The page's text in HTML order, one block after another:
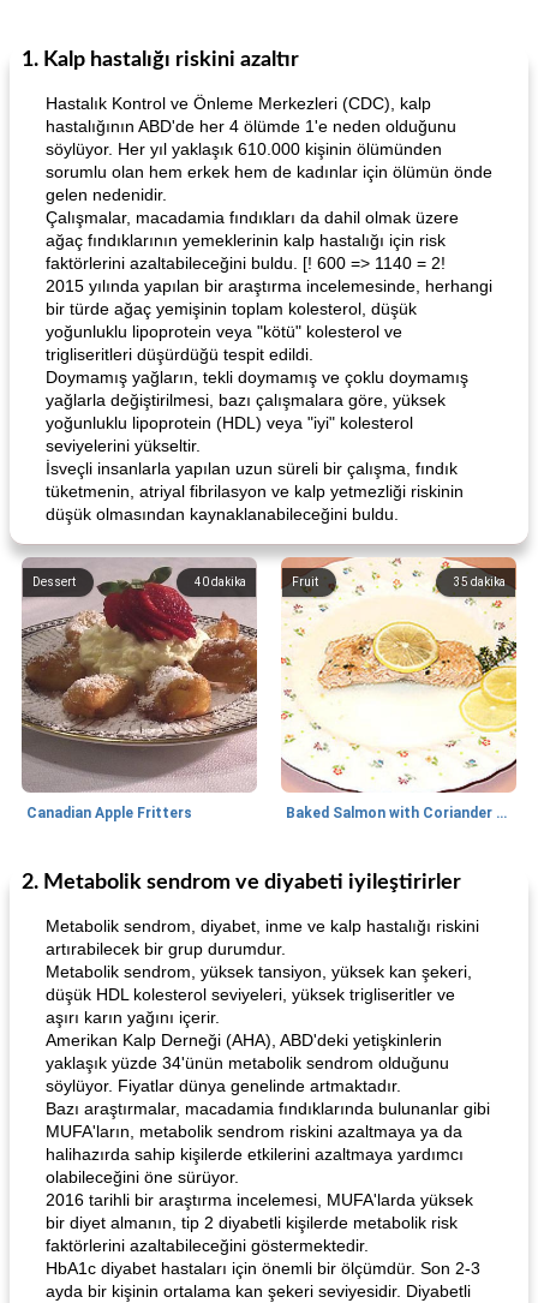
1. Kalp hastalığı riskini azaltır
Hastalık Kontrol ve Önleme Merkezleri (CDC), kalp
hastalığının ABD'de her 4 ölümde 1'e neden olduğunu
söylüyor. Her yıl yaklaşık 610.000 kişinin ölümünden
sorumlu olan hem erkek hem de kadınlar için ölümün önde
gelen nedenidir.
Çalışmalar, macadamia fındıkları da dahil olmak üzere
ağaç fındıklarının yemeklerinin kalp hastalığı için risk
faktörlerini azaltabileceğini buldu. [! 600 => 1140 = 2!
2015 yılında yapılan bir araştırma incelemesinde, herhangi
bir türde ağaç yemişinin toplam kolesterol, düşük
yoğunluklu lipoprotein veya "kötü" kolesterol ve
trigliseritleri düşürdüğü tespit edildi.
Doymamış yağların, tekli doymamış ve çoklu doymamış
yağlarla değiştirilmesi, bazı çalışmalara göre, yüksek
yoğunluklu lipoprotein (HDL) veya "iyi" kolesterol
seviyelerini yükseltir.
İsveçli insanlarla yapılan uzun süreli bir çalışma, fındık
tüketmenin, atriyal fibrilasyon ve kalp yetmezliği riskinin
düşük olmasından kaynaklanabileceğini buldu.
40dakika
Dessert
Canadian Apple Fritters
35 dakika
Fruit
Baked Salmon with Coriander and Thyme
65dakika
Boneless Chicken Recipes
Curry Chicken Dinner
41
Candy
Mexican Cream (Fudge)
2. Metabolik sendrom ve diyabeti iyileştirirler
Metabolik sendrom, diyabet, inme ve kalp hastalığı riskini
artırabilecek bir grup durumdur.
Metabolik sendrom, yüksek tansiyon, yüksek kan şekeri,
düşük HDL kolesterol seviyeleri, yüksek trigliseritler ve
aşırı karın yağını içerir.
Amerikan Kalp Derneği (AHA), ABD'deki yetişkinlerin
yaklaşık yüzde 34'ünün metabolik sendrom olduğunu
söylüyor. Fiyatlar dünya genelinde artmaktadır.
Bazı araştırmalar, macadamia fındıklarında bulunanlar gibi
MUFA'ların, metabolik sendrom riskini azaltmaya ya da
halihazırda sahip kişilerde etkilerini azaltmaya yardımcı
olabileceğini öne sürüyor.
2016 tarihli bir araştırma incelemesi, MUFA'larda yüksek
bir diyet almanın, tip 2 diyabetli kişilerde metabolik risk
faktörlerini azaltabileceğini göstermektedir.
HbA1c diyabet hastaları için önemli bir ölçümdür. Son 2-3
ayda bir kişinin ortalama kan şekeri seviyesidir. Diyabetli